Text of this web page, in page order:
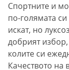
Спортните и
по-голямата
искат, но
добрият
колите си
Качеството на